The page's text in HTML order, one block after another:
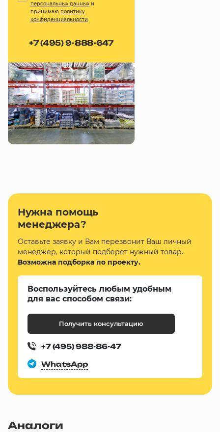
персональных данных и
принимаю политику
конфиденциальности.
+7 (495) 9-888-647
Нужна помощь
менеджера?
Оставьте заявку и Вам перезвонит Ваш личный
менеджер, который подберет нужный товар.
Возможна подборка по проекту.
Воспользуйтесь любым удобным
для вас способом связи:
Получить консультацию
+7 (495) 988-86-47
WhatsApp
Аналоги